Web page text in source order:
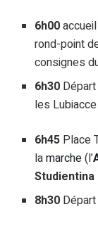
6h00
rond-point
consignes
6h30
les Lubiacce
6h45 Place
lamarche(l’
Studientina
8h30 Départ